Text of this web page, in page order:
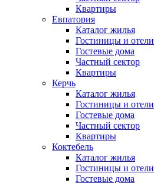
Квартиры
Евпатория
Каталог жилья
Гостиницы и отели
Гостевые дома
Частный сектор
Квартиры
Керчь
Каталог жилья
Гостиницы и отели
Гостевые дома
Частный сектор
Квартиры
Коктебель
Каталог жилья
Гостиницы и отели
Гостевые дома